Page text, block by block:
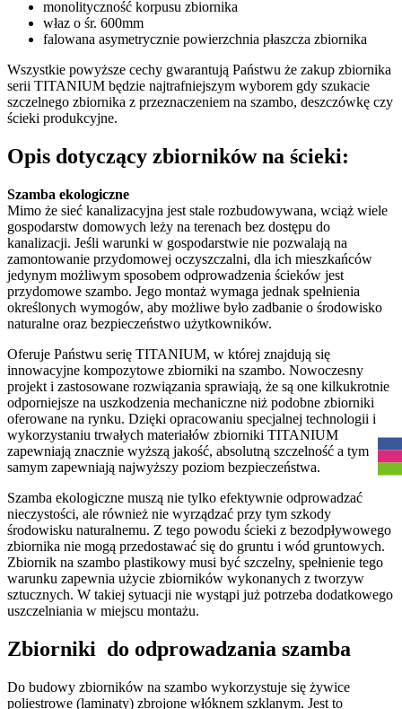
monolityczność korpusu zbiornika
właz o śr. 600mm
falowana asymetrycznie powierzchnia płaszcza zbiornika
Wszystkie powyższe cechy gwarantują Państwu że zakup zbiornika
serii TITANIUM będzie najtrafniejszym wyborem gdy szukacie
szczelnego zbiornika z przeznaczeniem na szambo, deszczówkę czy
ścieki produkcyjne.
Opis dotyczący zbiorników na ścieki:
Szamba ekologiczne
Mimo że sieć kanalizacyjna jest stale rozbudowywana, wciąż wiele
gospodarstw domowych leży na terenach bez dostępu do
kanalizacji. Jeśli warunki w gospodarstwie nie pozwalają na
zamontowanie przydomowej oczyszczalni, dla ich mieszkańców
jedynym możliwym sposobem odprowadzenia ścieków jest
przydomowe szambo. Jego montaż wymaga jednak spełnienia
określonych wymogów, aby możliwe było zadbanie o środowisko
naturalne oraz bezpieczeństwo użytkowników.
Oferuje Państwu serię TITANIUM, w której znajdują się
innowacyjne kompozytowe zbiorniki na szambo. Nowoczesny
projekt i zastosowane rozwiązania sprawiają, że są one kilkukrotnie
odporniejsze na uszkodzenia mechaniczne niż podobne zbiorniki
oferowane na rynku. Dzięki opracowaniu specjalnej technologii i
wykorzystaniu trwałych materiałów zbiorniki TITANIUM
zapewniają znacznie wyższą jakość, absolutną szczelność a tym
samym zapewniają najwyższy poziom bezpieczeństwa.
Szamba ekologiczne muszą nie tylko efektywnie odprowadzać
nieczystości, ale również nie wyrządzać przy tym szkody
środowisku naturalnemu. Z tego powodu ścieki z bezodpływowego
zbiornika nie mogą przedostawać się do gruntu i wód gruntowych.
Zbiornik na szambo plastikowy musi być szczelny, spełnienie tego
warunku zapewnia użycie zbiorników wykonanych z tworzyw
sztucznych. W takiej sytuacji nie wystąpi już potrzeba dodatkowego
uszczelniania w miejscu montażu.
Zbiorniki do odprowadzania szamba
Do budowy zbiorników na szambo wykorzystuje się żywice
poliestrowe (laminaty) zbrojone włóknem szklanym. Jest to